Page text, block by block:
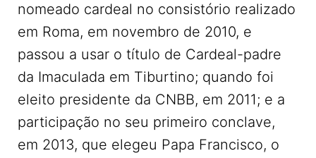
nomeado cardeal no consistório realizado
em Roma, em novembro de 2010, e
passou a usar o título de Cardeal-padre
da Imaculada em Tiburtino; quando foi
eleito presidente da CNBB, em 2011; e a
participação no seu primeiro conclave,
em 2013, que elegeu Papa Francisco, o